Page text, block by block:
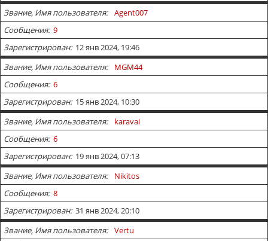
Звание, Имя пользователя
Agent007
Сообщения 9
Зарегистрирован 12 янв 2024, 19:46
Звание, Имя пользователя
MGM44
Сообщения 6
Зарегистрирован 15 янв 2024, 10:30
Звание, Имя пользователя
karavai
Сообщения 6
Зарегистрирован 19 янв 2024, 07:13
Звание, Имя пользователя
Nikitos
Сообщения 8
Зарегистрирован 31 янв 2024, 20:10
Звание, Имя пользователя
Vertu